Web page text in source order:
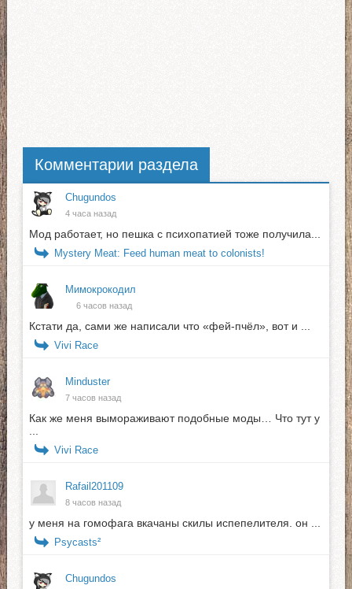
Комментарии раздела
Chugundos
4 часа назад
Мод работает, но пешка с психопатией тоже получила...
Mystery Meat: Feed human meat to colonists!
Мимокрокодил
6 часов назад
Кстати да, сами же написали что «фей-пчёл», вот и ...
Vivi Race
Minduster
7 часов назад
Как же меня вымораживают подобные моды… Что тут у
...
Vivi Race
Rafail201109
8 часов назад
у меня на гомофага вкачаны скилы испепелителя. он ...
Psycasts²
Chugundos